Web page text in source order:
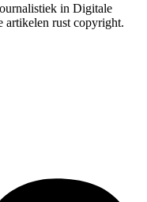
in Digitale
artikelen rust copyright.